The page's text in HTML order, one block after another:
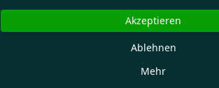
Mehr
Ablehnen
Akzeptieren